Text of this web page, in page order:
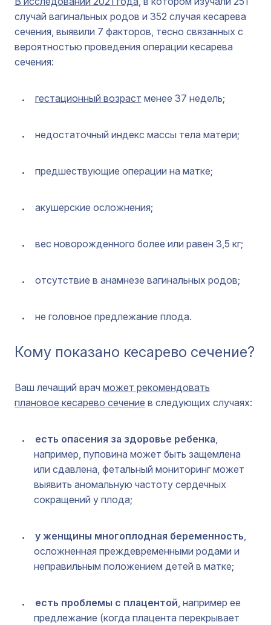
случай вагинальных родов и 352 случая кесарева
сечения, выявили 7 факторов, тесно связанных с
вероятностью проведения операции кесарева
сечения:
гестационный возраст менее 37 недель;
недостаточный индекс массы тела матери;
предшествующие операции на матке;
акушерские осложнения;
вес новорожденного более или равен 3,5 кг;
отсутствие в анамнезе вагинальных родов;
не головное предлежание плода.
Кому показано кесарево сечение?
Ваш лечащий врач может рекомендовать
плановое кесарево сечение в следующих случаях:
есть опасения за здоровье ребенка,
например, пуповина может быть защемлена
или сдавлена, фетальный мониторинг может
выявить аномальную частоту сердечных
сокращений у плода;
у женщины многоплодная беременность,
осложненная преждевременными родами и
неправильным положением детей в матке;
есть проблемы с плацентой, например ее
предлежание (когда плацента перекрывает